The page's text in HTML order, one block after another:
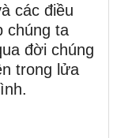
các điều
chúng ta
đời chúng
trong lửa